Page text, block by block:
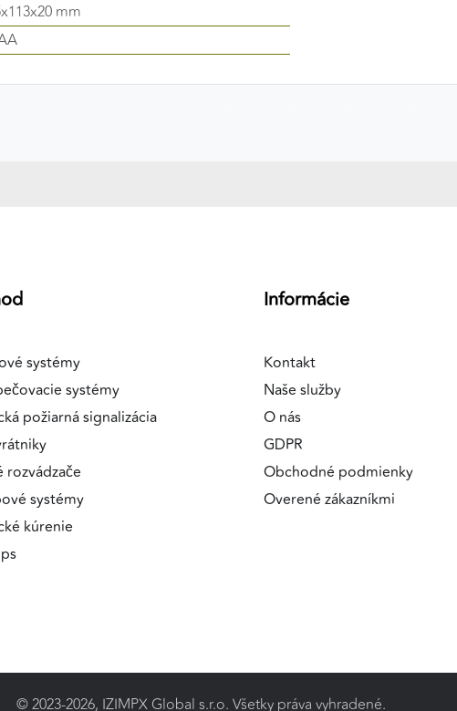
mm
systémy
systémy
požiarná signalizácia
rozvádzače
systémy
kúrenie
Informácie
Kontakt
Naše služby
O nás
GDPR
Obchodné podmienky
Overené zákazníkmi
© 2023-2026, IZIMPX Global s.r.o. Všetky práva vyhradené.